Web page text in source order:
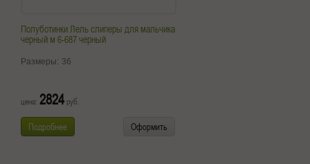
Полуботинки Лель слиперы для мальчика
черный м 6-687 черный
Размеры: 36
цена: 2824 руб.
Подробнее Оформить